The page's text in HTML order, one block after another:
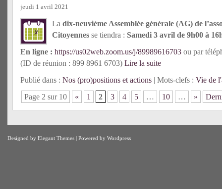
jeudi 1 avril 2021
La dix-neuvième Assemblée générale (AG) de
Citoyennes se tiendra : Samedi 3 avril de 9h00 à
En ligne : https://us02web.zoom.us/j/89989616703 ou par
(ID de réunion : 899 8961 6703) Lire la suite
Publié dans : Nos (pro)positions et actions | Mots-clefs : Vie de
Page 2 sur 10
« 1 2 3 4 5 … 10 … »
Designed by Elegant Themes | Powered by Wordpress